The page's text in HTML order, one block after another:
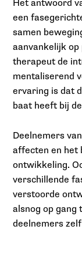
Het antwoord
een
samen
aanvankelijk
therapeut de
mentaliserend
ervaring is dat
baat heeft bij
Deelnemers
affecten en het
ontwikkeling.
verschillende
verstoorde
alsnog op gang
deelnemers